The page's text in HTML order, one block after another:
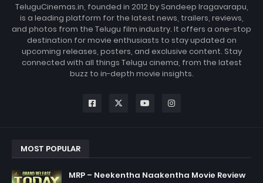
TeluguCinemas.in, founded in 2012 by Sandeep Iragavarapu,
is a leading platform for the latest news, trailers, reviews,
and photos from the Telugu film industry. It offers a one-stop
destination for movie enthusiasts to stay updated on
upcoming releases, posters, and exclusive content. Stay
connected with all things Telugu cinema, from the latest
buzz to in-depth movie insights.
MOST POPULAR
MRP – Neekentha Naakentha Movie Review